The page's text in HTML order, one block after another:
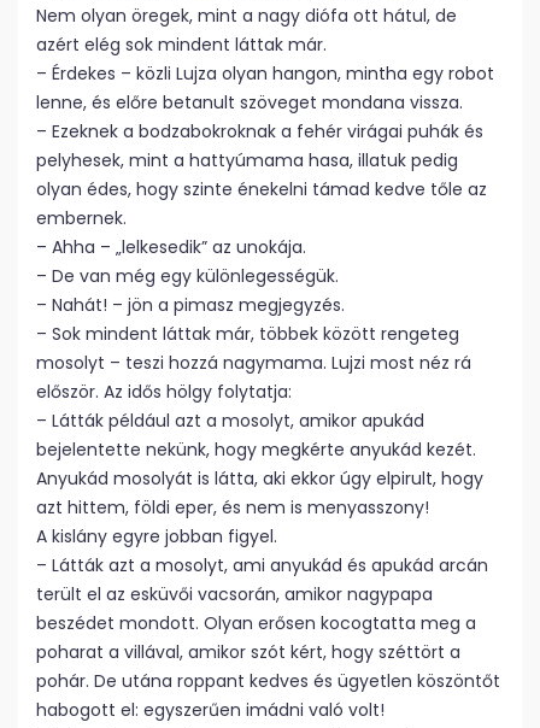
Nem olyan öregek, mint a nagy diófa ott hátul, de
azért elég sok mindent láttak már.
– Érdekes – közli Lujza olyan hangon, mintha egy robot
lenne, és előre betanult szöveget mondana vissza.
– Ezeknek a bodzabokroknak a fehér virágai puhák és
pelyhesek, mint a hattyúmama hasa, illatuk pedig
olyan édes, hogy szinte énekelni támad kedve tőle az
embernek.
– Ahha – „lelkesedik” az unokája.
– De van még egy különlegességük.
– Nahát! – jön a pimasz megjegyzés.
– Sok mindent láttak már, többek között rengeteg
mosolyt – teszi hozzá nagymama. Lujzi most néz rá
először. Az idős hölgy folytatja:
– Látták például azt a mosolyt, amikor apukád
bejelentette nekünk, hogy megkérte anyukád kezét.
Anyukád mosolyát is látta, aki ekkor úgy elpirult, hogy
azt hittem, földi eper, és nem is menyasszony!
A kislány egyre jobban figyel.
– Látták azt a mosolyt, ami anyukád és apukád arcán
terült el az esküvői vacsorán, amikor nagypapa
beszédet mondott. Olyan erősen kocogtatta meg a
poharat a villával, amikor szót kért, hogy széttört a
pohár. De utána roppant kedves és ügyetlen köszöntőt
habogott el: egyszerűen imádni való volt!